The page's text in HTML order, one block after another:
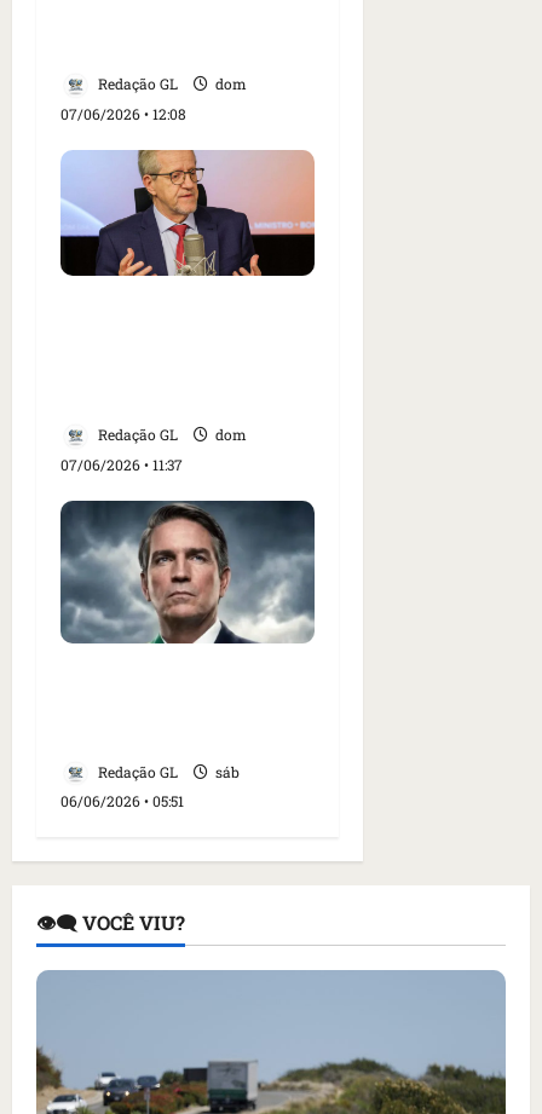
Redação GL
dom
07/06/2026 • 12:08
Redação GL
dom
07/06/2026 • 11:37
Redação GL
sáb
06/06/2026 • 05:51
👁️‍🗨️ VOCÊ VIU?